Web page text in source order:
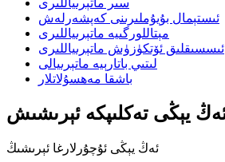
سىر ماتېرىياللىرى
ئىستېمال بۇيۇملىرىنى كەپشەرلەش
مېتاللورگىيە ماتېرىياللىرى
ئىسسىقلىق ئۆتكۈزۈش ماتېرىياللىرى
لىتىي باتارېيە ماتېرىيالى
باشقا مەھسۇلاتلار
ئەڭ يېڭى ئۇچۇرلارغا ئېرىشىڭ